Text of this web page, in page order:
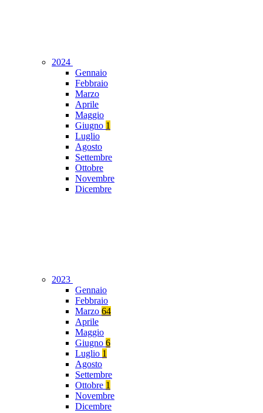
2024
Gennaio
Febbraio
Marzo
Aprile
Maggio
Giugno 1
Luglio
Agosto
Settembre
Ottobre
Novembre
Dicembre
2023
Gennaio
Febbraio
Marzo 64
Aprile
Maggio
Giugno 6
Luglio 1
Agosto
Settembre
Ottobre 1
Novembre
Dicembre